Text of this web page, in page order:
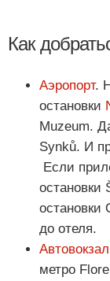
Как
Аэропорт.
остановки
Muzeum.
Synků. И
Если
остановки
остановки
до отеля.
метро